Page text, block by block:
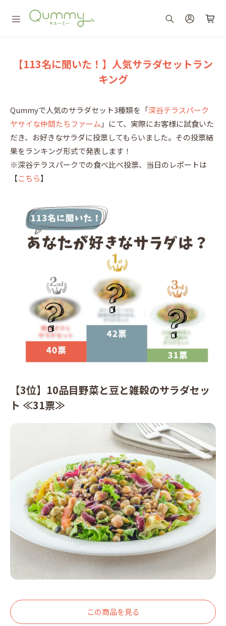
【113名に聞いた！】人気サラダセットラン
キング
Qummyで人気のサラダセット3種類を「深谷テラスパーク
ヤサイな仲間たちファーム 」にて、実際にお客様に試食いた
だき、お好きなサラダに投票してもらいました。その投票結
果をランキング形式で発表します！
※深谷テラスパークでの食べ比べ投票、当日のレポートは
【こちら】
【3位】10品目野菜と豆と雑穀のサラダセッ
ト ≪31票≫
この商品を見る